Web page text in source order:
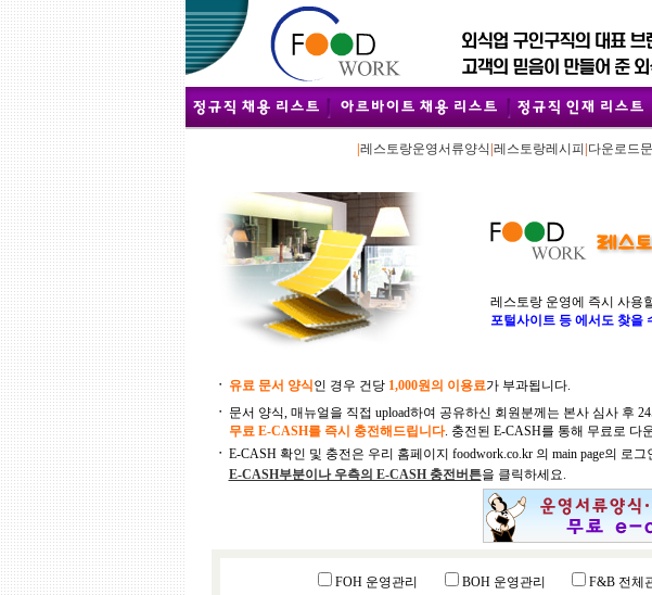
레스토랑운영서류양식 레스토랑레시피 다운로드
레스토랑 운영에 즉시 사용
포털사이트 등 에서도 찾을
ㆍ 유료 문서 양식인 경우 건당 1,000원의 이용료가 부과됩니다.
ㆍ 문서 양식, 매뉴얼을 직접 upload하여 공유하신 회원분께는 본사 심사 후
무료 E-CASH를 즉시 충전해드립니다. 충전된 E-CASH를 통해 무료로 다
ㆍ E-CASH 확인 및 충전은 우리 홈페이지 foodwork.co.kr 의 main page의 로그
E-CASH부분이나 우측의 E-CASH 충전버튼을 클릭하세요.
FOH 운영관리 BOH 운영관리 F&B 전체